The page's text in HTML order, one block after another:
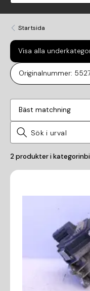
Startsida
Visa alla
Originalnummer:
Bäst matchning
2 produkter i kategorin